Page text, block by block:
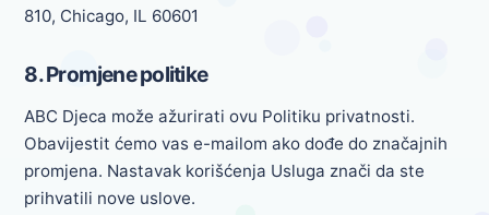
810, Chicago, IL 60601
8. Promjene politike
ABC Djeca može ažurirati ovu Politiku privatnosti.
Obavijestit ćemo vas e-mailom ako dođe do značajnih
promjena. Nastavak korišćenja Usluga znači da ste
prihvatili nove uslove.